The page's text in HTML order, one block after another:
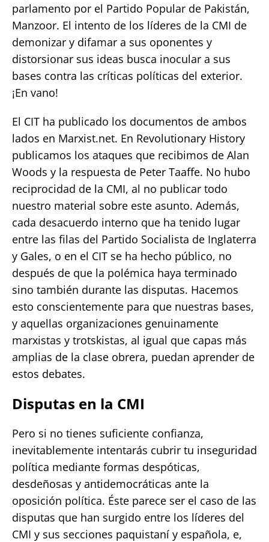
parlamento por el Partido Popular de Pakistán,
Manzoor. El intento de los líderes de la CMI de
demonizar y difamar a sus oponentes y
distorsionar sus ideas busca inocular a sus
bases contra las críticas políticas del exterior.
¡En vano!
El CIT ha publicado los documentos de ambos
lados en Marxist.net. En Revolutionary History
publicamos los ataques que recibimos de Alan
Woods y la respuesta de Peter Taaffe. No hubo
reciprocidad de la CMI, al no publicar todo
nuestro material sobre este asunto. Además,
cada desacuerdo interno que ha tenido lugar
entre las filas del Partido Socialista de Inglaterra
y Gales, o en el CIT se ha hecho público, no
después de que la polémica haya terminado
sino también durante las disputas. Hacemos
esto conscientemente para que nuestras bases,
y aquellas organizaciones genuinamente
marxistas y trotskistas, al igual que capas más
amplias de la clase obrera, puedan aprender de
estos debates.
Disputas en la CMI
Pero si no tienes suficiente confianza,
inevitablemente intentarás cubrir tu inseguridad
política mediante formas despóticas,
desdeñosas y antidemocráticas ante la
oposición política. Éste parece ser el caso de las
disputas que han surgido entre los líderes del
CMI y sus secciones paquistaní y española, e,